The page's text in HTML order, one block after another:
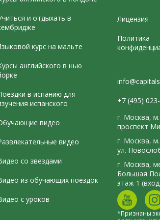
и отдыхать в
курс на мальте
английского в нью
в испанию для
испанского
видео
видео
со звездами
из обучающих поездок
с уроков
Лицензия
Политика
+7 (495)
г. Москва,
проспект
г. Москва,
ул.
г. Москва,
Большая
этаж 1
*Признаны